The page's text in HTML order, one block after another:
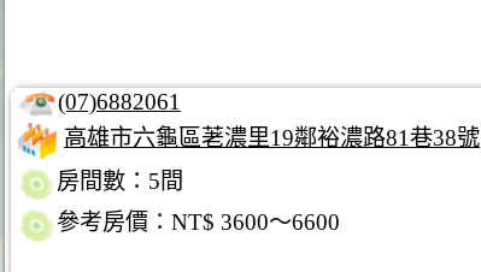
(07)6882061
高雄市六龜區荖濃里19鄰裕濃路81巷38號
房間數：5間
參考房價：NT$ 3600～6600